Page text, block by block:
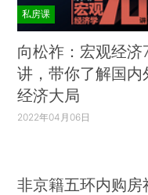
私房课
向松祚：宏观经济
讲，带你了解国内
经济大局
2022年04月06日
非京籍五环内购房